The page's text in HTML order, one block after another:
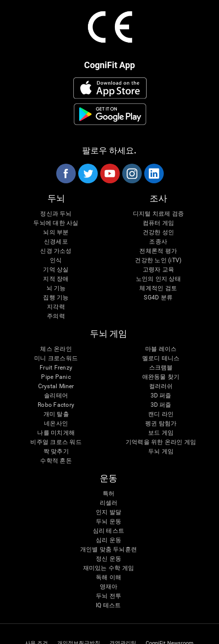
CogniFit App
팔로우 하세요.
두뇌
정신과 두뇌
두뇌에 대한 사실
뇌의 부분
신경세포
신경 가소성
인식
기억 상실
지적 장애
뇌 기능
집행 기능
지각력
주의력
조사
디지털 치료제 검증
컴퓨터 게임
건강한 성인
조종사
전체론적 평가
건강한 노인 (iTV)
고령자 교육
노인의 인지 상태
체계적인 검토
SG4D 분류
두뇌 게임
체스 온라인
미니 크로스워드
Fruit Frenzy
Pipe Panic
Crystal Miner
솔리테어
Robo Factory
개미 탈출
네온사인
나를 미치게해
비주얼 크로스 워드
짝 맞추기
수학적 혼돈
마블 레이스
멜로디 테니스
스크램블
애완동물 찾기
컬러러쉬
3D 퍼즐
3D 퍼즐
캔디 라인
펭귄 탐험가
보드 게임
기억력을 위한 온라인 게임
두뇌 게임
운동
특허
리셀러
인지 발달
두뇌 운동
심리 테스트
심리 운동
개인별 맞춤 두뇌훈련
정신 운동
재미있는 수학 게임
독해 이해
영재아
두뇌 전투
IQ 테스트